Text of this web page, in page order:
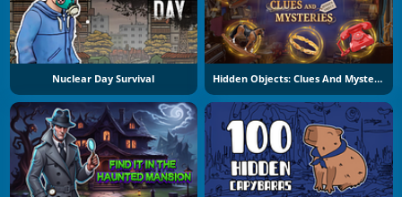
Nuclear Day Survival Hidden Objects: Clues And Mysteries